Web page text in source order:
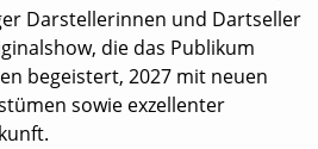
Darstellerinnen und Dartseller
die das Publikum
begeistert, 2027 mit neuen
sowie exzellenter